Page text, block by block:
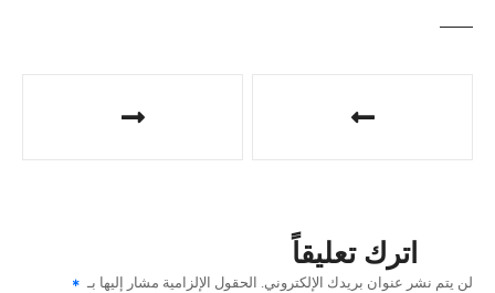
ا
اترك تعليقاً
لن يتم نشر عنوان بريدك الإلكتروني. الحقول الإلزامية مشار إليها بـ